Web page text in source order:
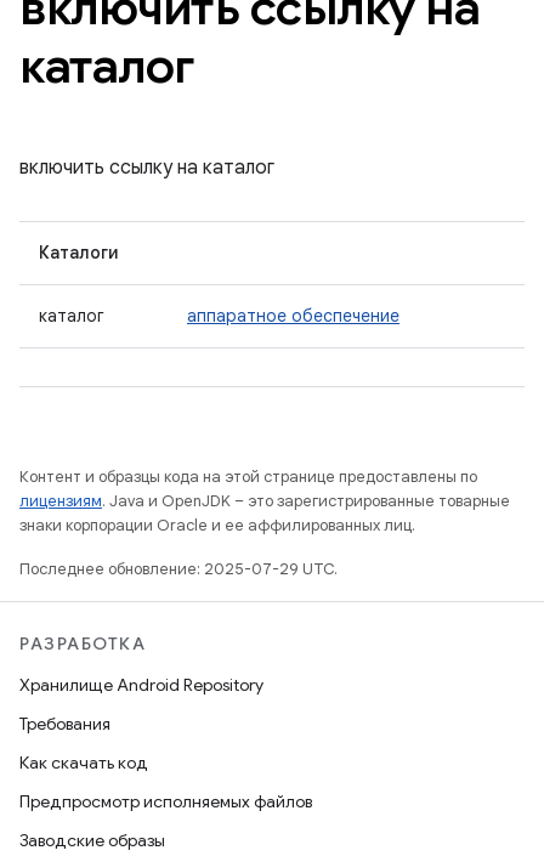
каталог
включить ссылку на каталог
Каталоги
каталог аппаратное обеспечение
Контент и образцы кода на этой странице предоставлены по
лицензиям. Java и OpenJDK – это зарегистрированные товарные
знаки корпорации Oracle и ее аффилированных лиц.
Последнее обновление: 2025-07-29 UTC.
РАЗРАБОТКА
Хранилище Android Repository
Требования
Как скачать код
Предпросмотр исполняемых файлов
Заводские образы